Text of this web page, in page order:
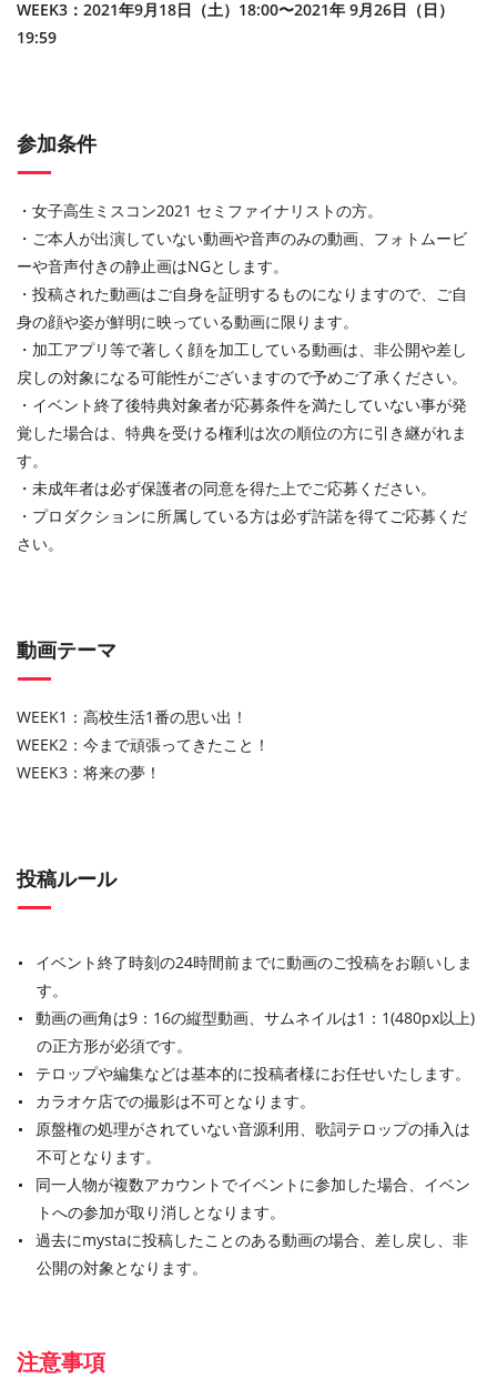
WEEK3：2021年9月18日（土）18:00〜2021年 9月26日（日）
19:59
参加条件
・女子高生ミスコン2021 セミファイナリストの方。
・ご本人が出演していない動画や音声のみの動画、フォトムービ
ーや音声付きの静止画はNGとします。
・投稿された動画はご自身を証明するものになりますので、ご自
身の顔や姿が鮮明に映っている動画に限ります。
・加工アプリ等で著しく顔を加工している動画は、非公開や差し
戻しの対象になる可能性がございますので予めご了承ください。
・イベント終了後特典対象者が応募条件を満たしていない事が発
覚した場合は、特典を受ける権利は次の順位の方に引き継がれま
す。
・未成年者は必ず保護者の同意を得た上でご応募ください。
・プロダクションに所属している方は必ず許諾を得てご応募くだ
さい。
動画テーマ
WEEK1：高校生活1番の思い出！
WEEK2：今まで頑張ってきたこと！
WEEK3：将来の夢！
投稿ルール
イベント終了時刻の24時間前までに動画のご投稿をお願いしま
す。
動画の画角は9：16の縦型動画、サムネイルは1：1(480px以上)
の正方形が必須です。
テロップや編集などは基本的に投稿者様にお任せいたします。
カラオケ店での撮影は不可となります。
原盤権の処理がされていない音源利用、歌詞テロップの挿入は
不可となります。
同一人物が複数アカウントでイベントに参加した場合、イベン
トへの参加が取り消しとなります。
過去にmystaに投稿したことのある動画の場合、差し戻し、非
公開の対象となります。
注意事項